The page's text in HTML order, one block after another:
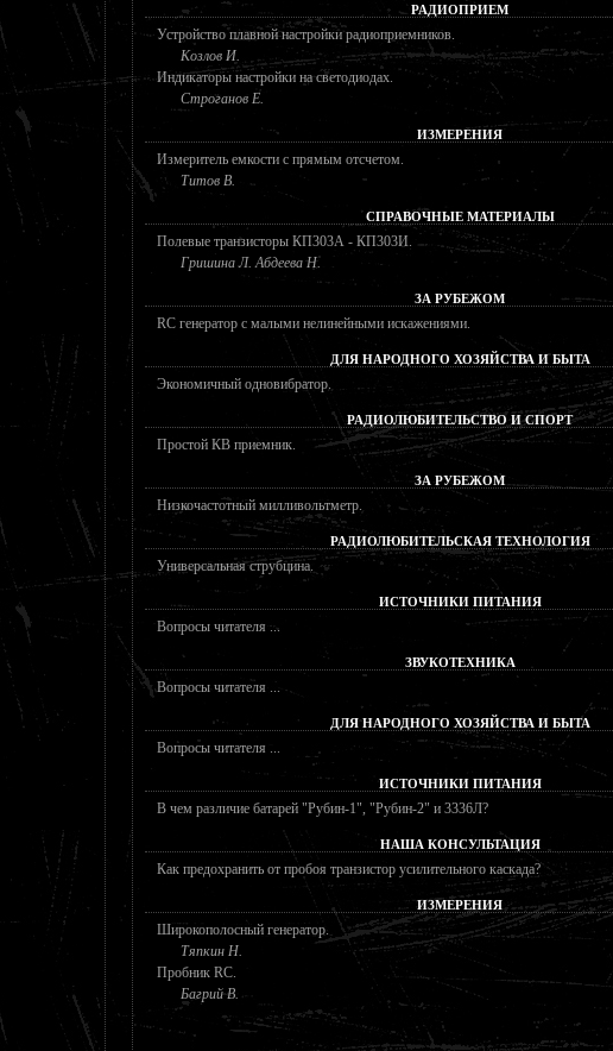
РАДИОПРИЕМ
Устройство плавной настройки радиоприемников.
Козлов И.
Индикаторы настройки на светодиодах.
Строганов Е.
ИЗМЕРЕНИЯ
Измеритель емкости с прямым отсчетом.
Титов В.
СПРАВОЧНЫЕ МАТЕРИАЛЫ
Полевые транзисторы КП303А - КП303И.
Гришина Л. Абдеева Н.
ЗА РУБЕЖОМ
RC генератор с малыми нелинейными искажениями.
ДЛЯ НАРОДНОГО ХОЗЯЙСТВА И БЫТА
Экономичный одновибратор.
РАДИОЛЮБИТЕЛЬСТВО И СПОРТ
Простой КВ приемник.
ЗА РУБЕЖОМ
Низкочастотный милливольтметр.
РАДИОЛЮБИТЕЛЬСКАЯ ТЕХНОЛОГИЯ
Универсальная струбцина.
ИСТОЧНИКИ ПИТАНИЯ
Вопросы читателя ...
ЗВУКОТЕХНИКА
Вопросы читателя ...
ДЛЯ НАРОДНОГО ХОЗЯЙСТВА И БЫТА
Вопросы читателя ...
ИСТОЧНИКИ ПИТАНИЯ
В чем различие батарей "Рубин-1", "Рубин-2" и 3336Л?
НАША КОНСУЛЬТАЦИЯ
Как предохранить от пробоя транзистор усилительного каскада?
ИЗМЕРЕНИЯ
Широкополосный генератор.
Тяпкин Н.
Пробник RC.
Багрий В.